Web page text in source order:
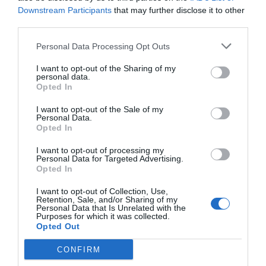
Downstream Participants that may further disclose it to other
Personal Data Processing Opt Outs
I want to opt-out of the Sharing of my
personal data.
Opted In
I want to opt-out of the Sale of my
Personal Data.
Opted In
I want to opt-out of processing my
Personal Data for Targeted Advertising.
Opted In
I want to opt-out of Collection, Use,
Retention, Sale, and/or Sharing of my
Personal Data that Is Unrelated with the
Purposes for which it was collected.
Opted Out
CONFIRM
I vet aquí un gos i vet aquí un gat, aquest conte
s’ha acabat.
VIA Empresacom a font preferida de